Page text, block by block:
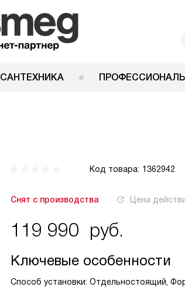
САНТЕХНИКА
Код товара: 1362942
Снят с производства Цена
119 990 руб.
Ключевые особенности
Способ установки: Отдельностоящий,